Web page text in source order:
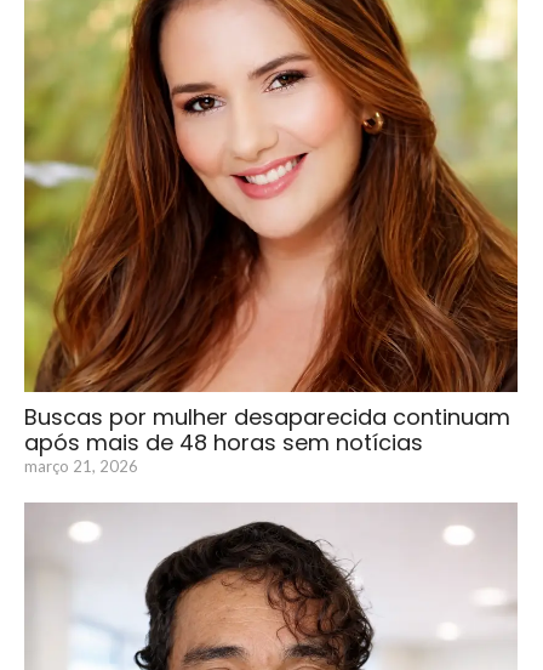
Buscas por mulher desaparecida continuam
após mais de 48 horas sem notícias
março 21, 2026